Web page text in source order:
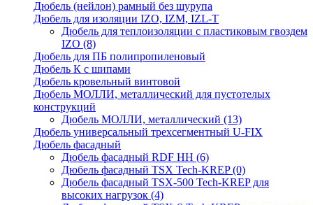
Дюбель (нейлон) рамный без шурупа
Дюбель для изоляции IZO, IZM, IZL-T
Дюбель для теплоизоляции с пластиковым гвоздем
IZO (8)
Дюбель для ПБ полипропиленовый
Дюбель К с шипами
Дюбель кровельный винтовой
Дюбель МОЛЛИ, металлический для пустотелых
конструкций
Дюбель МОЛЛИ, металлический (13)
Дюбель универсальный трехсегментный U-FIX
Дюбель фасадный
Дюбель фасадный RDF НН (6)
Дюбель фасадный TSX Tech-KREP(0)
Дюбель фасадный TSX-500 Tech-KREP для
высоких нагрузок (4)